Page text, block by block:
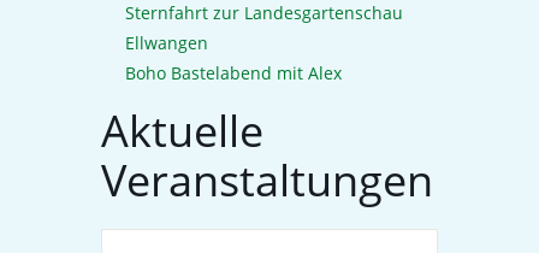
Sternfahrt zur Landesgartenschau
Ellwangen
Boho Bastelabend mit Alex
Aktuelle
Veranstaltungen